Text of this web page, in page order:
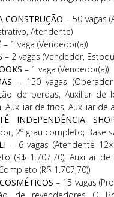
CONSTRUÇÃO – 50 vagas
Atendente)
– 1 vaga (Vendedor(a))
– 2 vagas (Vendedor,
– 1 vaga (Vendedor(a))
– 150 vagas
de perdas, Auxiliar de
Auxiliar de frios, Auxiliar de
INDEPENDÊNCIA
2º grau completo; Base
– 6 vagas (Atendente
(R$ 1.707,70); Auxiliar
(R$ 1.707,70))
– 15 vagas